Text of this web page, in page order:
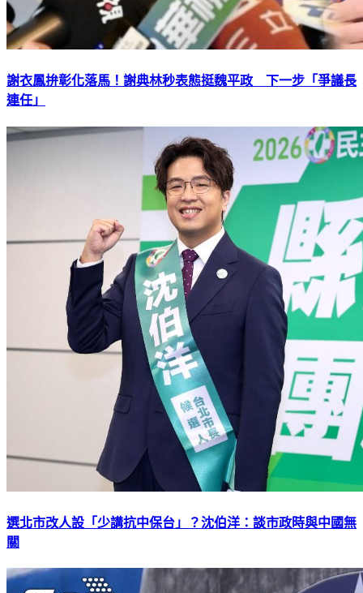
謝衣鳳拚彰化落馬！謝典林秒表態挺魏平政 下一步「爭議長
連任」
選北市改人設「少講抗中保台」？沈伯洋：談市政時與中國無
關